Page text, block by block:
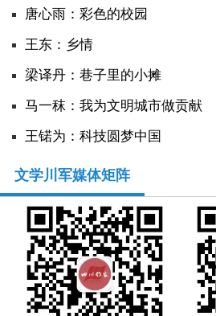
唐心雨：彩色的校园
王东：乡情
​梁译丹：巷子里的小摊
马一秣：我为文明城市做贡献
王锘为：科技圆梦中国
文学川军媒体矩阵